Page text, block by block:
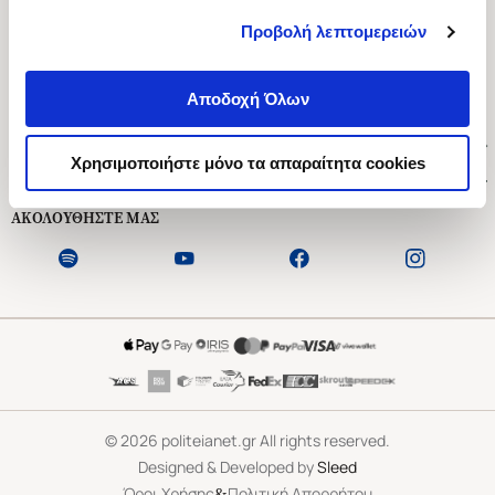
Προβολή λεπτομερειών
Αποδοχή Όλων
Χρησιμοποιήστε μόνο τα απαραίτητα cookies
Ασκληπιού 1-3, Αθήνα 106 79
Δευτέρα - Παρασκευή 09:00-21:00
Εξυπηρέτηση Πελατών
ΑΚΟΛΟΥΘΗΣΤΕ ΜΑΣ
©2026 politeianet.gr All rights reserved.
Designed & Developed bySleed